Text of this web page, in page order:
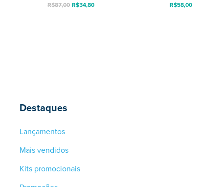
Destaques
Lançamentos
Mais vendidos
Kits promocionais
R$87,00 R$34,80 R$58,00